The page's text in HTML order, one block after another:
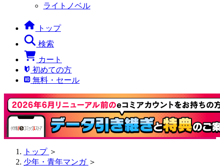
ライトノベル
トップ
検索
カート
初めての方
無料・セール
トップ ＞
少年・青年マンガ ＞